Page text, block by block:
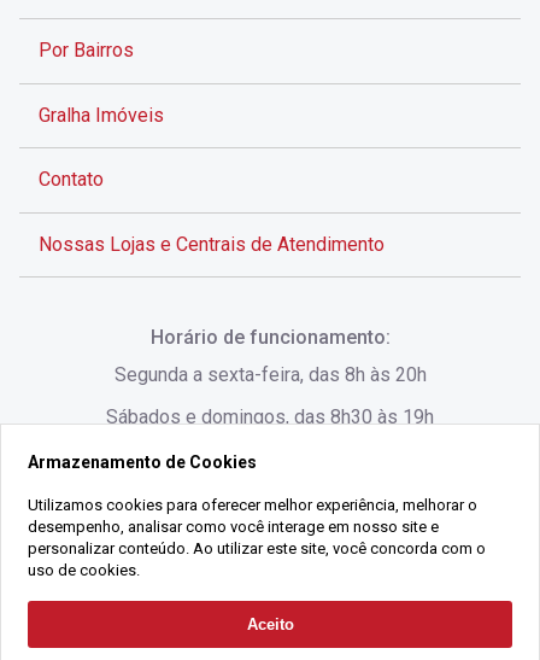
Solicitar Contato
Por Bairros
Gralha Imóveis
Contato
Nossas Lojas e Centrais de Atendimento
SC
(48) 3220-1045
Alameda César Nascimento, 549, Salas 1, 2 e 3 -
Horário de funcionamento:
Segunda a sexta-feira, das 8h às 20h
Sábados e domingos, das 8h30 às 19h
2021 Copyright - Gralha Imóveis CRECI 008060/O - Todos os direitos
Armazenamento de Cookies
Utilizamos cookies para oferecer melhor experiência, melhorar o
desempenho, analisar como você interage em nosso site e
personalizar conteúdo. Ao utilizar este site, você concorda com o
uso de cookies.
Aceito